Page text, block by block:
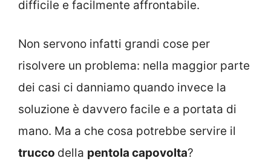
difficile e facilmente affrontabile.
Non servono infatti grandi cose per
risolvere un problema: nella maggior parte
dei casi ci danniamo quando invece la
soluzione è davvero facile e a portata di
mano. Ma a che cosa potrebbe servire il
trucco della pentola capovolta?